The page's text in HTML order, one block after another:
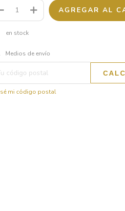
en stock
para el CP:
Medios de envío
mi código postal